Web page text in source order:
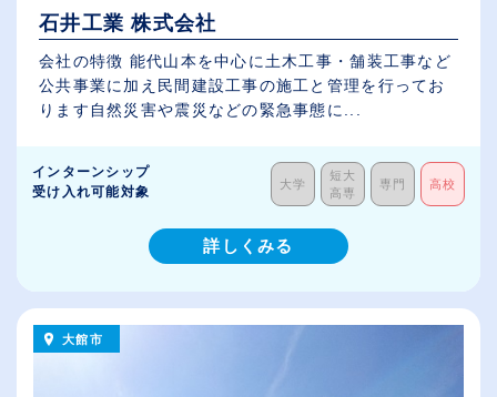
石井工業 株式会社
会社の特徴 能代山本を中心に土木工事・舗装工事など
公共事業に加え民間建設工事の施工と管理を行ってお
ります自然災害や震災などの緊急事態に...
インターンシップ
受け入れ可能対象
大学
短大
高専
専門 高校
詳しくみる
大館市